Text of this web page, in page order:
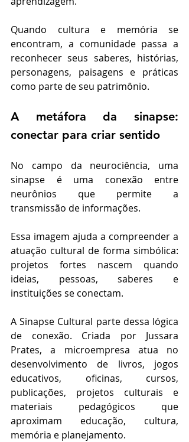
Quando cultura e memória se
encontram, a comunidade passa a
reconhecer seus saberes, histórias,
personagens, paisagens e práticas
como parte de seu patrimônio.
A metáfora da sinapse:
conectar para criar sentido
No campo da neurociência, uma
sinapse é uma conexão entre
neurônios que permite a
transmissão de informações.
Essa imagem ajuda a compreender a
atuação cultural de forma simbólica:
projetos fortes nascem quando
ideias, pessoas, saberes e
instituições se conectam.
A Sinapse Cultural parte dessa lógica
de conexão. Criada por Jussara
Prates, a microempresa atua no
desenvolvimento de livros, jogos
educativos, oficinas, cursos,
publicações, projetos culturais e
materiais pedagógicos que
aproximam educação, cultura,
memória e planejamento.